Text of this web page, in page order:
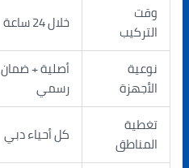
وقت
التركيب
خلال 24 ساعة
نوعية
الأجهزة
أصلية + ضمان
رسمي
تغطية
المناطق
كل أحياء دبي